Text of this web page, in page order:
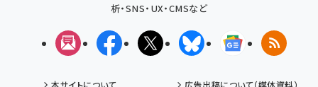
析・SNS・UX・CMSなど
メルマガFacebookX(エックス)BlueskyGoogleニュ
RSS
本サイトについて
広告出稿について（媒体資料）